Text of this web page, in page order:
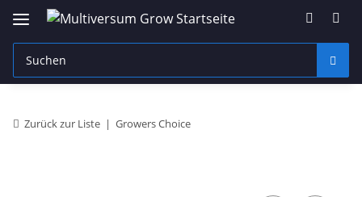
Zurück zur Liste Growers Choice